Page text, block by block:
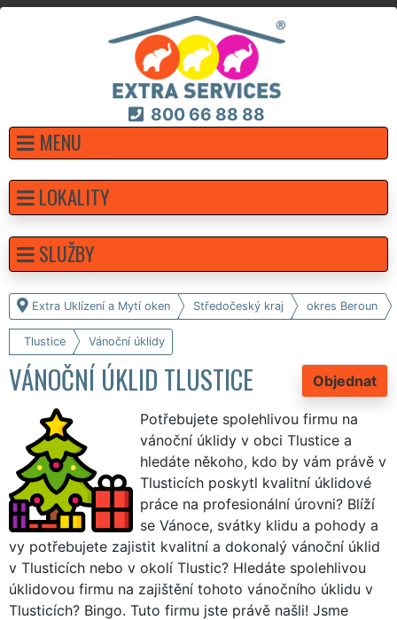
800 66 88 88
MENU
Extra Uklízení a Mytí oken Středočeský kraj okres Beroun
Tlustice Vánoční úklidy
Objednat
VÁNOČNÍ ÚKLID TLUSTICE
Potřebujete spolehlivou firmu na
vánoční úklidy v obci Tlustice a
hledáte někoho, kdo by vám právě v
Tlusticích poskytl kvalitní úklidové
práce na profesionální úrovni? Blíží
se Vánoce, svátky klidu a pohody a
vy potřebujete zajistit kvalitní a dokonalý vánoční úklid
v Tlusticích nebo v okolí Tlustic? Hledáte spolehlivou
úklidovou firmu na zajištění tohoto vánočního úklidu v
Tlusticích? Bingo. Tuto firmu jste právě našli! Jsme
LOKALITY
SLUŽBY